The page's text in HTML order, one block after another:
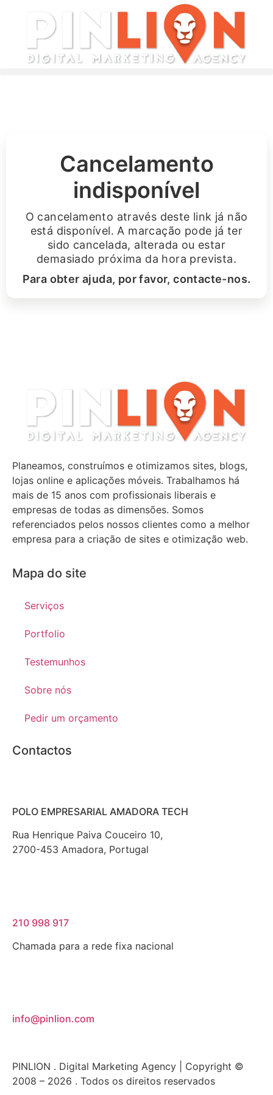
Cancelamento
indisponível
O cancelamento através deste link já não
está disponível. A marcação pode já ter
sido cancelada, alterada ou estar
demasiado próxima da hora prevista.
Para obter ajuda, por favor, contacte-nos.
Planeamos, construímos e otimizamos sites, blogs,
lojas online e aplicações móveis. Trabalhamos há
mais de 15 anos com profissionais liberais e
empresas de todas as dimensões. Somos
referenciados pelos nossos clientes como a melhor
empresa para a criação de sites e otimização web.
Mapa do site
Serviços
Portfolio
Testemunhos
Sobre nós
Pedir um orçamento
Contactos
POLO EMPRESARIAL AMADORA TECH
Rua Henrique Paiva Couceiro 10,
2700-453 Amadora, Portugal
210 998 917
Chamada para a rede fixa nacional
info@pinlion.com
PINLION . Digital Marketing Agency | Copyright ©
2008 – 2026 . Todos os direitos reservados